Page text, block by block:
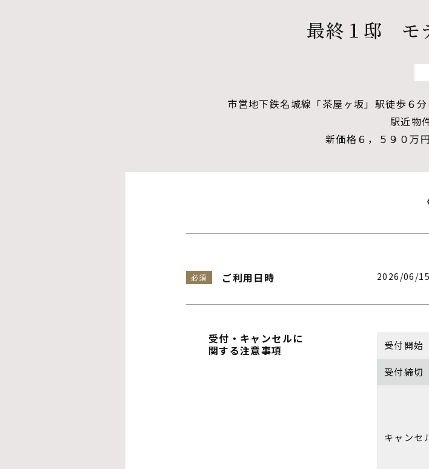
最終１邸 モ
市営地下鉄名城線「茶屋ヶ坂」駅徒歩６
駅近物
新価格６，５９０万
必須 ご利用日時 2026/06/
受付・キャンセルに
関する注意事項
受付開始
受付締切
キャンセ